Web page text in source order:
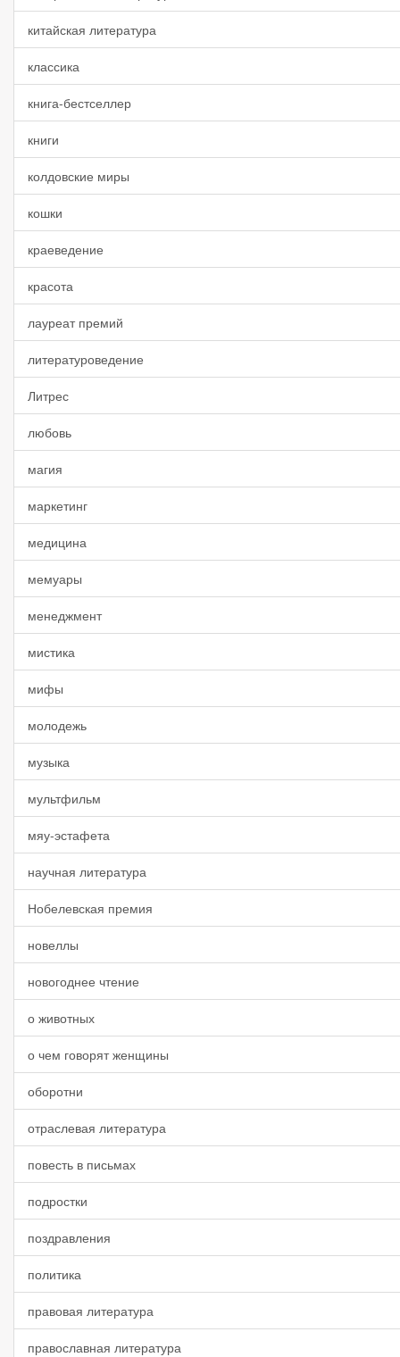
китайская литература
классика
книга-бестселлер
книги
колдовские миры
кошки
краеведение
красота
лауреат премий
литературоведение
Литрес
любовь
магия
маркетинг
медицина
мемуары
менеджмент
мистика
мифы
молодежь
музыка
мультфильм
мяу-эстафета
научная литература
Нобелевская премия
новеллы
новогоднее чтение
о животных
о чем говорят женщины
оборотни
отраслевая литература
повесть в письмах
подростки
поздравления
политика
правовая литература
православная литература